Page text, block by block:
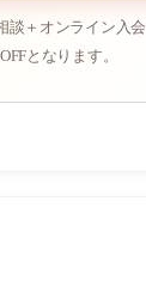
談＋オンライン入
となります。